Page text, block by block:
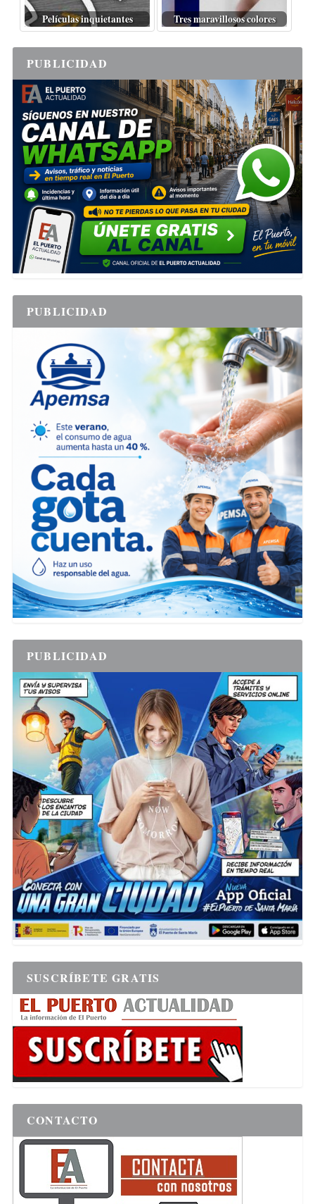
Películas inquietantes Tres maravillosos colores
PUBLICIDAD
PUBLICIDAD
PUBLICIDAD
SUSCRÍBETE GRATIS
CONTACTO